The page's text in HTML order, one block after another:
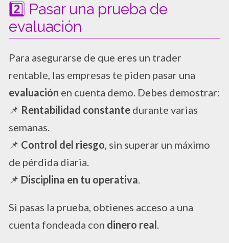
2️⃣ Pasar una prueba de
evaluación
Para asegurarse de que eres un trader
rentable, las empresas te piden pasar una
evaluación en cuenta demo. Debes demostrar:
📌 Rentabilidad constante durante varias
semanas.
📌 Control del riesgo, sin superar un máximo
de pérdida diaria.
📌 Disciplina en tu operativa.
Si pasas la prueba, obtienes acceso a una
cuenta fondeada con dinero real.